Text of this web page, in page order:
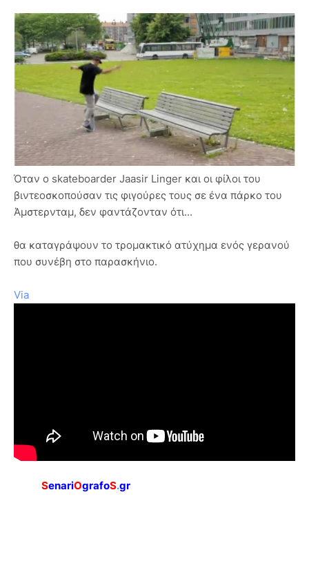
Όταν ο skateboarder Jaasir Linger και οι φίλοι του
βιντεοσκοπούσαν τις φιγούρες τους σε ένα πάρκο του
Άμστερνταμ, δεν φαντάζονταν ότι...
θα καταγράψουν το τρομακτικό ατύχημα ενός γερανού
που συνέβη στο παρασκήνιο.
Via
SenariOgrafoS.gr